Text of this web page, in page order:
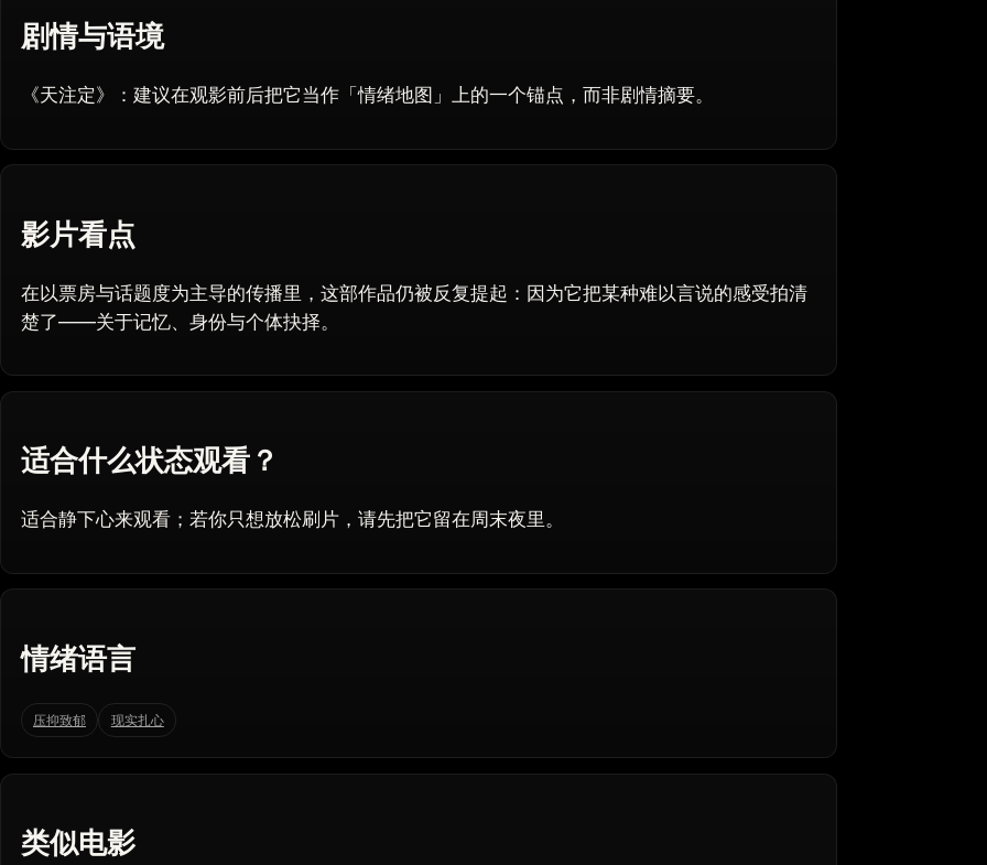
剧情与语境
《天注定》：建议在观影前后把它当作「情绪地图」上的一个锚点，而非剧情摘要。
影片看点
在以票房与话题度为主导的传播里，这部作品仍被反复提起：因为它把某种难以言说的感受拍清
楚了——关于记忆、身份与个体抉择。
适合什么状态观看？
适合静下心来观看；若你只想放松刷片，请先把它留在周末夜里。
情绪语言
压抑致郁 现实扎心
类似电影